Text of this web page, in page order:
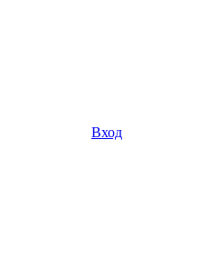
Вход